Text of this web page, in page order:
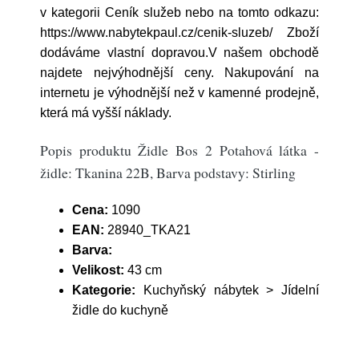
v kategorii Ceník služeb nebo na tomto odkazu:
https://www.nabytekpaul.cz/cenik-sluzeb/ Zboží
dodáváme vlastní dopravou.V našem obchodě
najdete nejvýhodnější ceny. Nakupování na
internetu je výhodnější než v kamenné prodejně,
která má vyšší náklady.
Popis produktu Židle Bos 2 Potahová látka -
židle: Tkanina 22B, Barva podstavy: Stirling
Cena: 1090
EAN: 28940_TKA21
Barva:
Velikost: 43 cm
Kategorie: Kuchyňský nábytek > Jídelní
židle do kuchyně